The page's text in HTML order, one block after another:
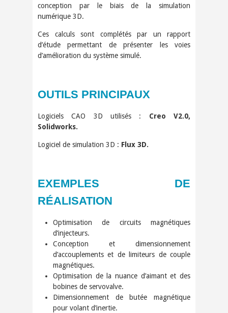
conception par le biais de la simulation
numérique 3D.
Ces calculs sont complétés par un rapport
d’étude permettant de présenter les voies
d’amélioration du système simulé.
OUTILS PRINCIPAUX
Logiciels CAO 3D utilisés : Creo V2.0,
Solidworks.
Logiciel de simulation 3D : Flux 3D.
EXEMPLES DE
RÉALISATION
Optimisation de circuits magnétiques
d’injecteurs.
Conception et dimensionnement
d’accouplements et de limiteurs de couple
magnétiques.
Optimisation de la nuance d’aimant et des
bobines de servovalve.
Dimensionnement de butée magnétique
pour volant d’inertie.